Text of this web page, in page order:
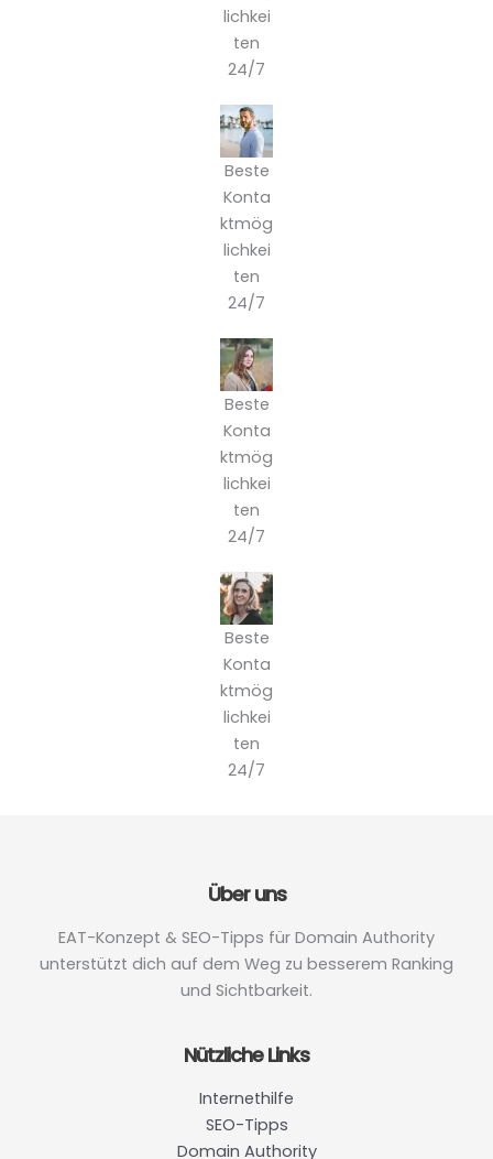
lichkei
ten
24/7
Beste
Konta
ktmög
lichkei
ten
24/7
Beste
Konta
ktmög
lichkei
ten
24/7
Beste
Konta
ktmög
lichkei
ten
24/7
Über uns
EAT-Konzept & SEO-Tipps für Domain Authority
unterstützt dich auf dem Weg zu besserem Ranking
und Sichtbarkeit.
Nützliche Links
Internethilfe
SEO-Tipps
Domain Authority